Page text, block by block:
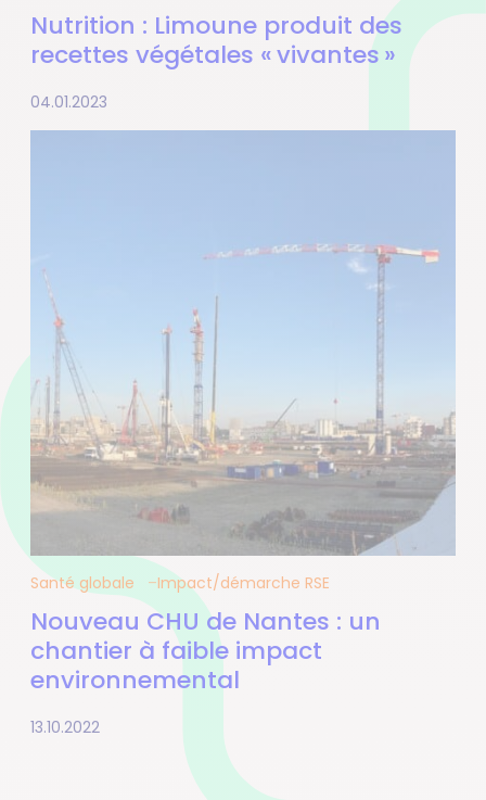
Nutrition : Limoune produit des
recettes végétales « vivantes »
04.01.2023
Santé globale Impact/démarche RSE
Nouveau CHU de Nantes : un
chantier à faible impact
environnemental
13.10.2022